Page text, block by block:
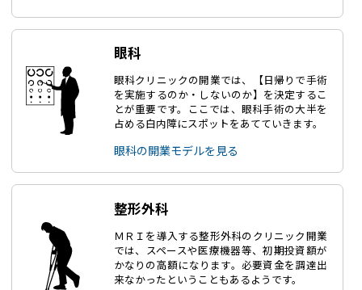
眼科
眼科クリニックの開業では、【日帰りで手術
を実施するのか・しないのか】を決定するこ
とが重要です。ここでは、眼科手術の大半を
占める白内障にスポットをあてていきます。
眼科の開業モデルを見る
整形外科
ＭＲＩを導入する整形外科のクリニック開業
では、スペースや医療機器等、初期投資額が
かなりの高額になります。必要資金を調達出
来なかったということもあるようです。